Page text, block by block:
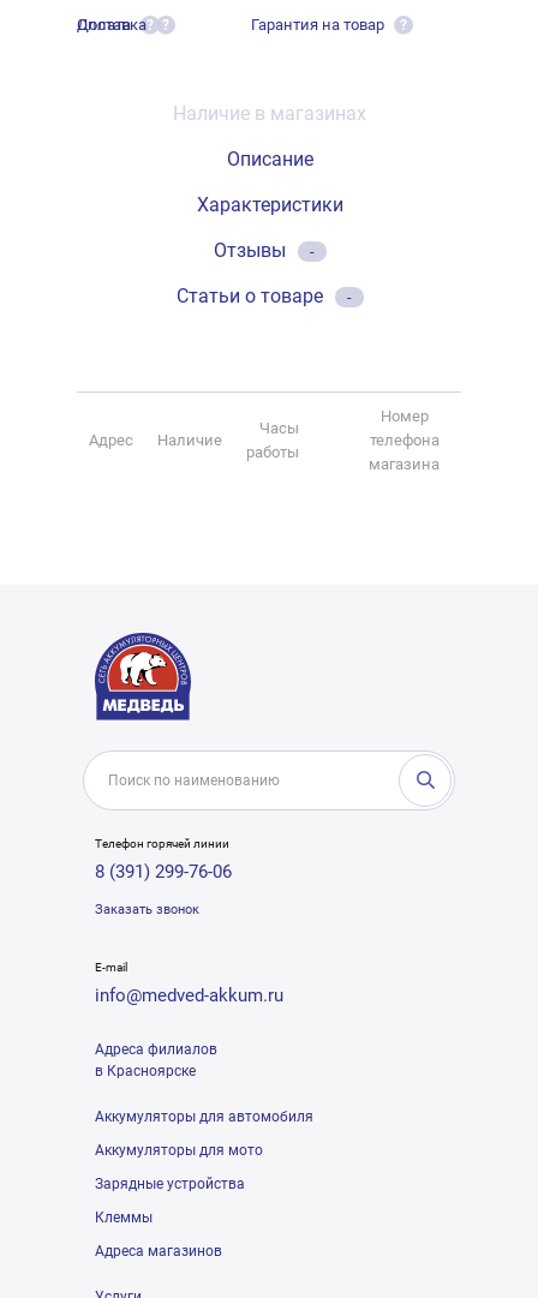
Оплата ?
Доставка ? Гарантия на товар ?
Наличие в магазинах
Описание
Характеристики
Отзывы
-
Статьи о товаре -
Адрес Наличие
Часы
работы
Номер
телефона
магазина
Телефон горячей линии
8 (391) 299-76-06
Заказать звонок
E-mail
info@medved-akkum.ru
Адреса филиалов
в Красноярске
Аккумуляторы для автомобиля
Аккумуляторы для мото
Зарядные устройства
Клеммы
Адреса магазинов